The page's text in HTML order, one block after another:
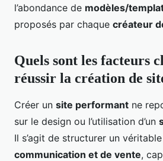
l’abondance de modèles/
proposés par chaque créateur
Quels sont les facteurs
réussir la création de
Créer un site performant ne
sur le design ou l’utilisation d’un
Il s’agit de structurer un véritable
communication et de vente,